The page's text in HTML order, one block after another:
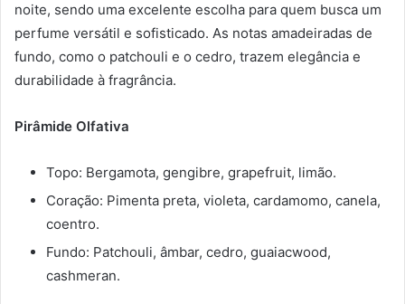
noite, sendo uma excelente escolha para quem busca um
perfume versátil e sofisticado. As notas amadeiradas de
fundo, como o patchouli e o cedro, trazem elegância e
durabilidade à fragrância.
Pirâmide Olfativa
Topo: Bergamota, gengibre, grapefruit, limão.
Coração: Pimenta preta, violeta, cardamomo, canela,
coentro.
Fundo: Patchouli, âmbar, cedro, guaiacwood,
cashmeran.